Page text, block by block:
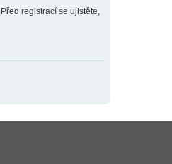
registrací se ujistěte,